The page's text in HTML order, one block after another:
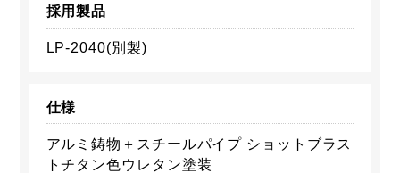
採用製品
LP-2040(別製)
仕様
アルミ鋳物＋スチールパイプ ショットブラス
トチタン色ウレタン塗装